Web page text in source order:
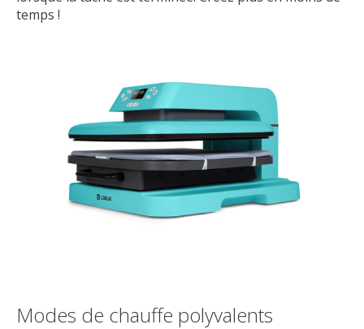
temps !
Modes de chauffe polyvalents